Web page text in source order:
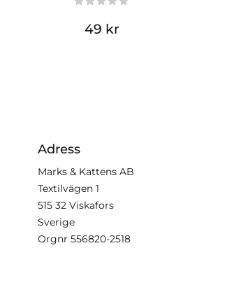
49 kr
Adress
Marks & Kattens AB
Textilvägen 1
515 32 Viskafors
Sverige
Orgnr 556820-2518